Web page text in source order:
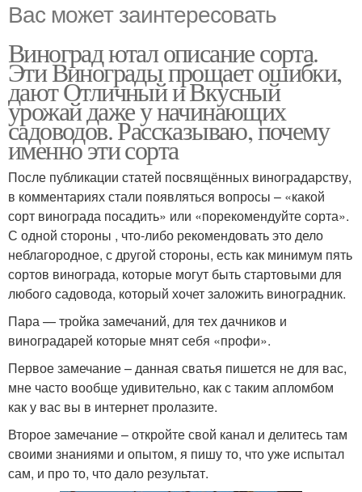
Вас может заинтересовать
Виноград ютал описание сорта.
Эти Винограды прощает ошибки,
дают Отличный и Вкусный
урожай даже у начинающих
садоводов. Рассказываю, почему
именно эти сорта
После публикации статей посвящённых виноградарству,
в комментариях стали появляться вопросы – «какой
сорт винограда посадить» или «порекомендуйте сорта».
С одной стороны , что-либо рекомендовать это дело
неблагородное, с другой стороны, есть как минимум пять
сортов винограда, которые могут быть стартовыми для
любого садовода, который хочет заложить виноградник.
Пара — тройка замечаний, для тех дачников и
виноградарей которые мнят себя «профи».
Первое замечание – данная сватья пишется не для вас,
мне часто вообще удивительно, как с таким апломбом
как у вас вы в интернет пролазите.
Второе замечание – откройте свой канал и делитесь там
своими знаниями и опытом, я пишу то, что уже испытал
сам, и про то, что дало результат.